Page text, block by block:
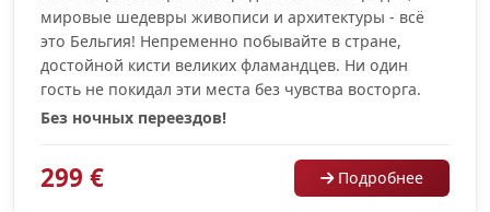
мировые шедевры живописи и архитектуры - всё
это Бельгия! Непременно побывайте в стране,
достойной кисти великих фламандцев. Ни один
гость не покидал эти места без чувства восторга.
Без ночных переездов!
299 € Подробнее